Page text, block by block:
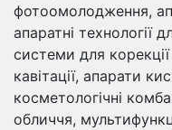
фотоомолодження,
апаратні технології
системи для корекції
кавітації, апарати
косметологічні
обличчя,